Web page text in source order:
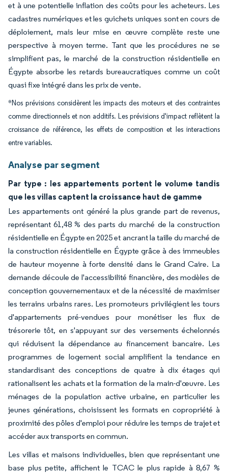
et à une potentielle inflation des coûts pour les acheteurs. Les
cadastres numériques et les guichets uniques sont en cours de
déploiement, mais leur mise en œuvre complète reste une
perspective à moyen terme. Tant que les procédures ne se
simplifient pas, le marché de la construction résidentielle en
Égypte absorbe les retards bureaucratiques comme un coût
quasi fixe intégré dans les prix de vente.
*Nos prévisions considèrent les impacts des moteurs et des contraintes
comme directionnels et non additifs. Les prévisions d'impact reflètent la
croissance de référence, les effets de composition et les interactions
entre variables.
Analyse par segment
Par type : les appartements portent le volume tandis
que les villas captent la croissance haut de gamme
Les appartements ont généré la plus grande part de revenus,
représentant 61,48 % des parts du marché de la construction
résidentielle en Égypte en 2025 et ancrant la taille du marché de
la construction résidentielle en Égypte grâce à des immeubles
de hauteur moyenne à forte densité dans le Grand Caire. La
demande découle de l'accessibilité financière, des modèles de
conception gouvernementaux et de la nécessité de maximiser
les terrains urbains rares. Les promoteurs privilégient les tours
d'appartements pré-vendues pour monétiser les flux de
trésorerie tôt, en s'appuyant sur des versements échelonnés
qui réduisent la dépendance au financement bancaire. Les
programmes de logement social amplifient la tendance en
standardisant des conceptions de quatre à dix étages qui
rationalisent les achats et la formation de la main-d'œuvre. Les
ménages de la population active urbaine, en particulier les
jeunes générations, choisissent les formats en copropriété à
proximité des pôles d'emploi pour réduire les temps de trajet et
accéder aux transports en commun.
Les villas et maisons individuelles, bien que représentant une
base plus petite, affichent le TCAC le plus rapide à 8,67 %